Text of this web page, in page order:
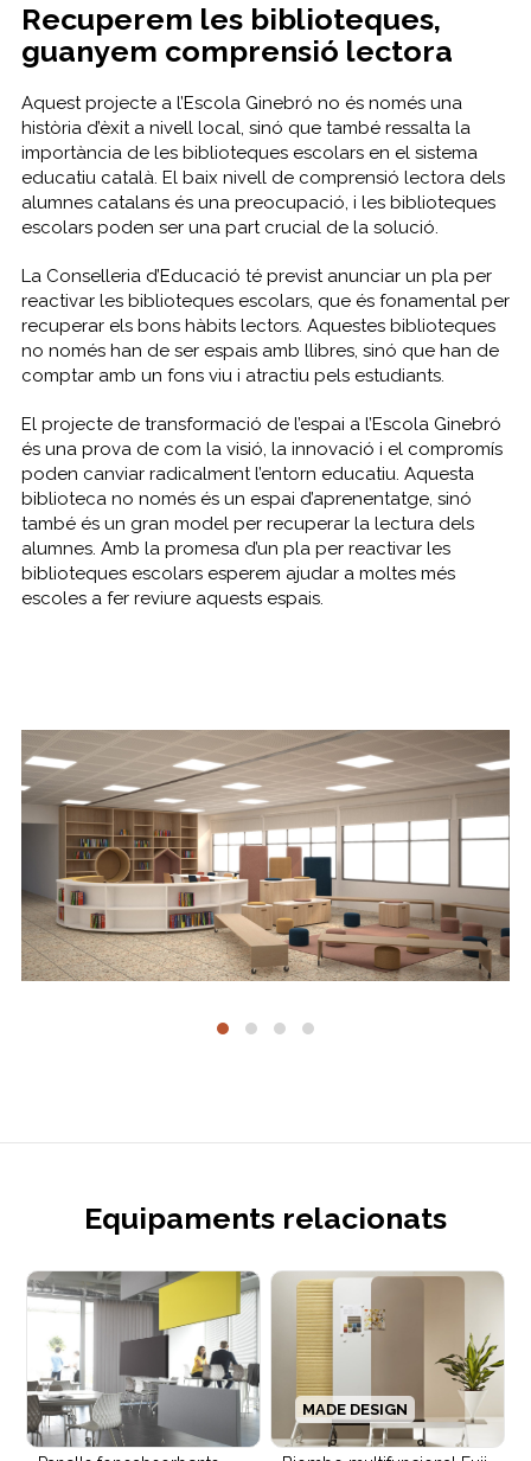
Recuperem les biblioteques,
guanyem comprensió lectora
Aquest projecte a l’Escola Ginebró no és només una
història d’èxit a nivell local, sinó que també ressalta la
importància de les biblioteques escolars en el sistema
educatiu català. El baix nivell de comprensió lectora dels
alumnes catalans és una preocupació, i les biblioteques
escolars poden ser una part crucial de la solució.
La Conselleria d’Educació té previst anunciar un pla per
reactivar les biblioteques escolars, que és fonamental per
recuperar els bons hàbits lectors. Aquestes biblioteques
no només han de ser espais amb llibres, sinó que han de
comptar amb un fons viu i atractiu pels estudiants.
El projecte de transformació de l’espai a l’Escola Ginebró
és una prova de com la visió, la innovació i el compromís
poden canviar radicalment l’entorn educatiu. Aquesta
biblioteca no només és un espai d’aprenentatge, sinó
també és un gran model per recuperar la lectura dels
alumnes. Amb la promesa d’un pla per reactivar les
biblioteques escolars esperem ajudar a moltes més
escoles a fer reviure aquests espais.
Equipaments relacionats
MADE DESIGN